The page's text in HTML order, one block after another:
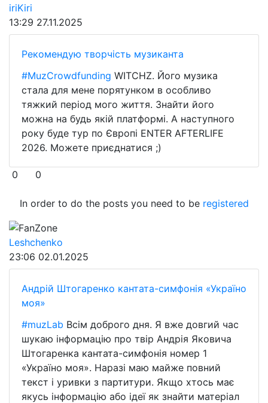
iriKiri
13:29 27.11.2025
Рекомендую творчість музиканта
#MuzCrowdfunding WITCHZ. Його музика
стала для мене порятунком в особливо
тяжкий період мого життя. Знайти його
можна на будь якій платформі. А наступного
року буде тур по Європі ENTER AFTERLIFE
2026. Можете приєднатися ;)
0 0
In order to do the posts you need to be registered
FanZone
Leshchenko
23:06 02.01.2025
Андрій Штогаренко кантата-симфонія «Україно
моя»
#muzLab Всім доброго дня. Я вже довгий час
шукаю інформацію про твір Андрія Яковича
Штогаренка кантата-симфонія номер 1
«Україно моя». Наразі маю майже повний
текст і уривки з партитури. Якщо хтось має
якусь інформацію або ідеї як знайти матеріал